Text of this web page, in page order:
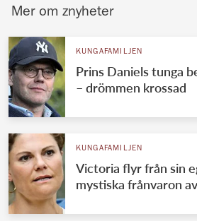
Mer om znyheter
KUNGAFAMILJEN
Prins Daniels tunga
– drömmen krossad
KUNGAFAMILJEN
Victoria flyr från sin
mystiska frånvaron